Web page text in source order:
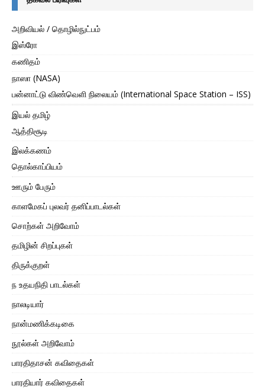
அறிவியல் / தொழில்நுட்பம்
இஸ்ரோ
கணிதம்
நாஸா (NASA)
பன்னாட்டு விண்வெளி நிலையம் (International Space Station – ISS)
இயல் தமிழ்
ஆத்திசூடி
இலக்கணம்
தொல்காப்பியம்
ஊரும் பேரும்
காளமேகப் புலவர் தனிப்பாடல்கள்
சொற்கள் அறிவோம்
தமிழின் சிறப்புகள்
திருக்குறள்
ந உதயநிதி பாடல்கள்
நாலடியார்
நான்மணிக்கடிகை
நூல்கள் அறிவோம்
பாரதிதாசன் கவிதைகள்
பாரதியார் கவிதைகள்